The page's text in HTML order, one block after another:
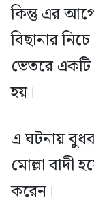
কিন্তু এর
বিছানার
ভেতরে একটি
হয়।
এ ঘটনায়
মোল্লা বাদী
করেন।